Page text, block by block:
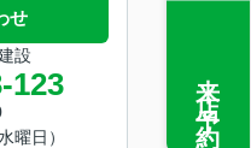
せ
設
123
曜日）
来店予約